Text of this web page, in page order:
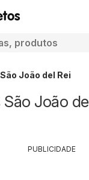
João del Rei
João
PUBLICIDADE